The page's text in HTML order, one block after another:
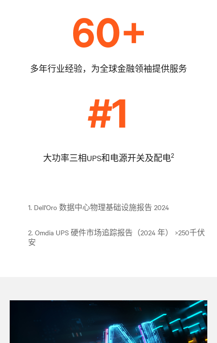
多年行业经验，为全球金融领袖提供服务
大功率三相UPS和电源开关及配电2
1. Dell'Oro 数据中心物理基础设施报告 2024
2. Omdia UPS 硬件市场追踪报告（2024 年） >250千伏
安